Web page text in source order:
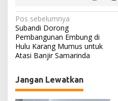
N
a
v
g
a
Pos sebelumnya
Subandi Dorong
Pembangunan Embung di
Hulu Karang Mumus untuk
Atasi Banjir Samarinda
Jangan Lewatkan